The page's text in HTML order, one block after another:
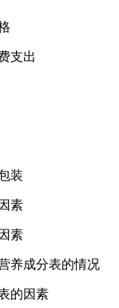
支出
装
素
素
养成分表的情况
的因素